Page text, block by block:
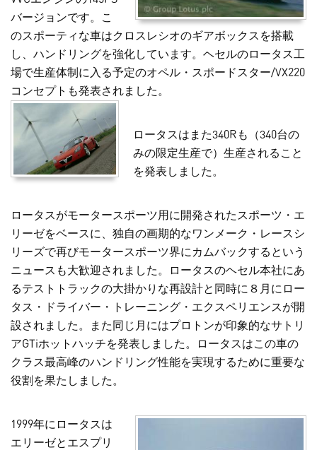
バージョンです。こ
のスポーティな車はクロスレシオのギアボックスを搭載
し、ハンドリングを強化しています。ヘセルのロータス工
場で生産体制に入る予定のオペル・スポードスター/VX220
コンセプトも発表されました。
ロータスはまた340Rも（340台の
みの限定生産で）生産されること
を発表しました。
ロータスがモータースポーツ用に開発されたスポーツ・エ
リーゼをベースに、独自の画期的なワンメーク・レースシ
リーズで再びモータースポーツ界にカムバックするという
ニュースも大歓迎されました。ロータスのヘセル本社にあ
るテストトラックの大掛かりな再設計と同時に８月にロー
タス・ドライバー・トレーニング・エクスペリエンスが開
設されました。また同じ月にはプロトンが印象的なサトリ
アGTiホットハッチを発表しました。ロータスはこの車の
クラス最高峰のハンドリング性能を実現するために重要な
役割を果たしました。
1999年にロータスは
エリーゼとエスプリ